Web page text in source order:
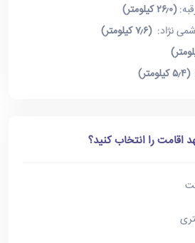
(۲۶٫۰ کیلومتر)
نژاد:(۷٫۶ کیلومتر)
(۵٫۴ کیلومتر)
اقامت را انتخاب کنید؟